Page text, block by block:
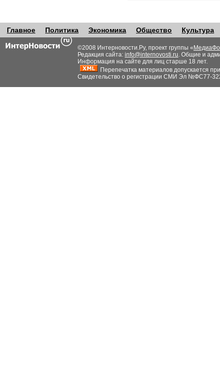
Главное Политика Экономика Общество Культура
©2008 Интерновости.Ру, проект группы «
Редакция сайта: info@internovosti.ru. Общие и
Информация на сайте для лиц старше 18 лет.
Перепечатка материалов допускается
Свидетельство о регистрации СМИ Эл №ФС77-